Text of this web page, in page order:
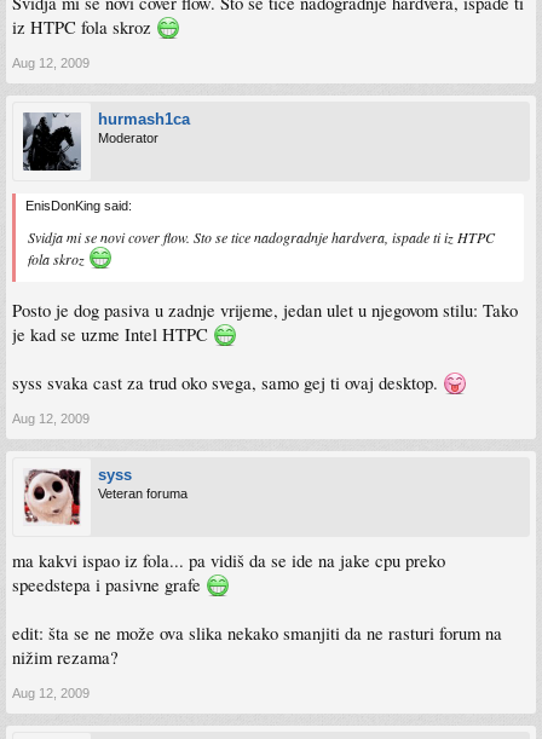
iz HTPC fola skroz
Aug 12, 2009
hurmash1ca
Moderator
EnisDonKing said:
Svidja mi se novi cover flow. Sto se tice nadogradnje hardvera, ispade ti iz HTPC
fola skroz
Posto je dog pasiva u zadnje vrijeme, jedan ulet u njegovom stilu: Tako
je kad se uzme Intel HTPC
syss svaka cast za trud oko svega, samo gej ti ovaj desktop.
Aug 12, 2009
syss
Veteran foruma
ma kakvi ispao iz fola... pa vidiš da se ide na jake cpu preko
speedstepa i pasivne grafe
edit: šta se ne može ova slika nekako smanjiti da ne rasturi forum na
nižim rezama?
Aug 12, 2009